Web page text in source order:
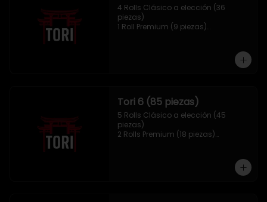
4 Rolls Clásico a elección (36
piezas)
1 Roll Premium (9 piezas)
Tori 6 (85 piezas)
5 Rolls Clásico a elección (45
piezas)
2 Rolls Premium (18 piezas)